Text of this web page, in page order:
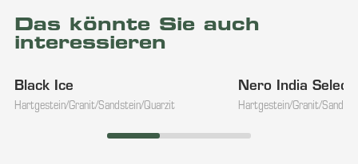
Das könnte Sie auch
interessieren
Black Ice
Hartgestein/Granit/Sandstein/Quarzit
Nero India Select
Hartgestein/Granit/